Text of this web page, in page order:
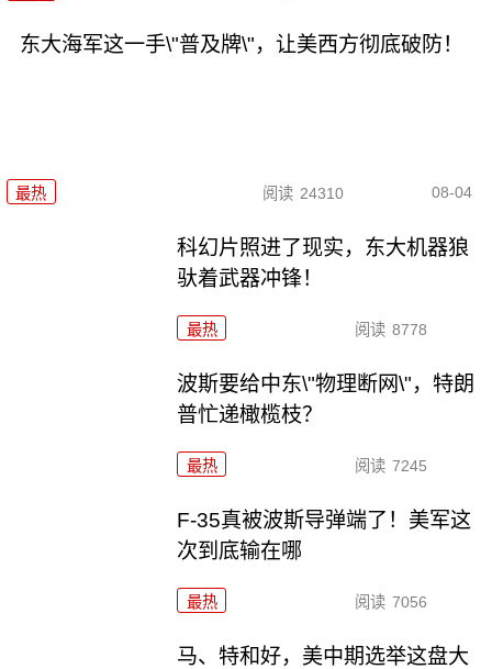
东大海军这一手\"普及牌\"，让美西方彻底破防！
最热 阅读 24310 08-04
科幻片照进了现实，东大机器狼
驮着武器冲锋！
最热 阅读 8778
波斯要给中东\"物理断网\"，特朗
普忙递橄榄枝？
最热 阅读 7245
F-35真被波斯导弹端了！美军这
次到底输在哪
最热 阅读 7056
马、特和好，美中期选举这盘大